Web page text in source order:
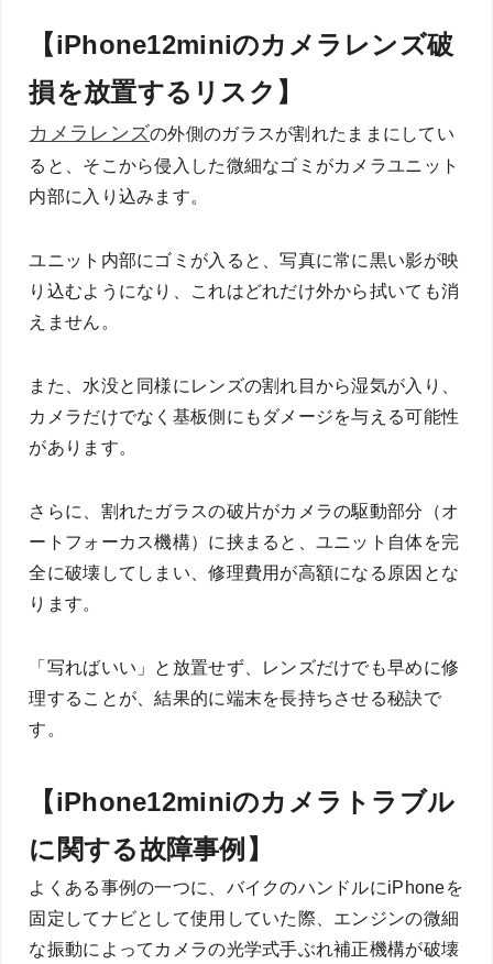
【iPhone12miniのカメラレンズ破
損を放置するリスク】
カメラレンズの外側のガラスが割れたままにしてい
ると、そこから侵入した微細なゴミがカメラユニット
内部に入り込みます。
ユニット内部にゴミが入ると、写真に常に黒い影が映
り込むようになり、これはどれだけ外から拭いても消
えません。
また、水没と同様にレンズの割れ目から湿気が入り、
カメラだけでなく基板側にもダメージを与える可能性
があります。
さらに、割れたガラスの破片がカメラの駆動部分（オ
ートフォーカス機構）に挟まると、ユニット自体を完
全に破壊してしまい、修理費用が高額になる原因とな
ります。
「写ればいい」と放置せず、レンズだけでも早めに修
理することが、結果的に端末を長持ちさせる秘訣で
す。
【iPhone12miniのカメラトラブル
に関する故障事例】
よくある事例の一つに、バイクのハンドルにiPhoneを
固定してナビとして使用していた際、エンジンの微細
な振動によってカメラの光学式手ぶれ補正機構が破壊